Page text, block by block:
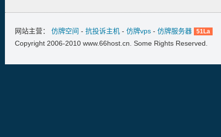
网站主营： 仿牌空间 - 抗投诉主机 - 仿牌vps - 仿牌服务器 51La
Copyright 2006-2010 www.66host.cn. Some Rights Reserved.